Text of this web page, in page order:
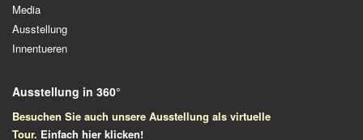
Media
Ausstellung
Innentueren
Ausstellung in 360°
Besuchen Sie auch unsere Ausstellung als virtuelle
Tour. Einfach hier klicken!